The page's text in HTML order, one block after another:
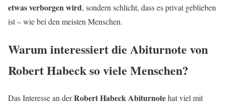
etwas verborgen wird, sondern schlicht, dass es privat geblieben
ist – wie bei den meisten Menschen.
Warum interessiert die Abiturnote von
Robert Habeck so viele Menschen?
Das Interesse an derRobert Habeck Abiturnotehat viel mit